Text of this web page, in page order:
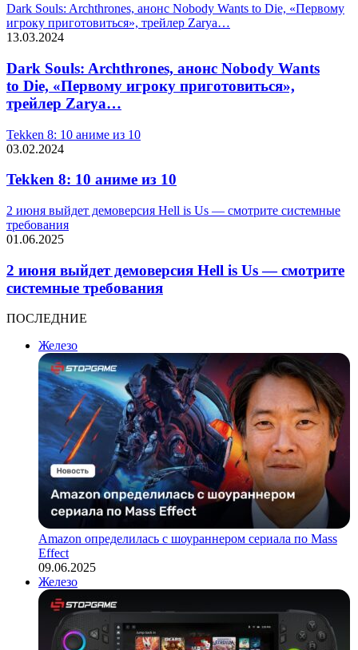
Dark Souls: Archthrones, анонс Nobody Wants to Die, «Первому
игроку приготовиться», трейлер Zarya…
13.03.2024
Dark Souls: Archthrones, анонс Nobody Wants
to Die, «Первому игроку приготовиться»,
трейлер Zarya…
Tekken 8: 10 аниме из 10
03.02.2024
Tekken 8: 10 аниме из 10
2 июня выйдет демоверсия Hell is Us — смотрите системные
требования
01.06.2025
2 июня выйдет демоверсия Hell is Us — смотрите
системные требования
ПОСЛЕДНИЕ
Железо
Amazon определилась с шоураннером сериала по Mass
Effect
09.06.2025
Железо